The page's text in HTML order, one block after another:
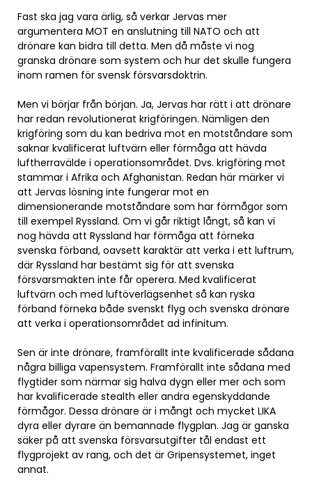
Fast ska jag vara ärlig, så verkar Jervas mer
argumentera MOT en anslutning till NATO och att
drönare kan bidra till detta. Men då måste vi nog
granska drönare som system och hur det skulle fungera
inom ramen för svensk försvarsdoktrin.
Men vi börjar från början. Ja, Jervas har rätt i att drönare
har redan revolutionerat krigföringen. Nämligen den
krigföring som du kan bedriva mot en motståndare som
saknar kvalificerat luftvärn eller förmåga att hävda
luftherravälde i operationsområdet. Dvs. krigföring mot
stammar i Afrika och Afghanistan. Redan här märker vi
att Jervas lösning inte fungerar mot en
dimensionerande motståndare som har förmågor som
till exempel Ryssland. Om vi går riktigt långt, så kan vi
nog hävda att Ryssland har förmåga att förneka
svenska förband, oavsett karaktär att verka i ett luftrum,
där Ryssland har bestämt sig för att svenska
försvarsmakten inte får operera. Med kvalificerat
luftvärn och med luftöverlägsenhet så kan ryska
förband förneka både svenskt flyg och svenska drönare
att verka i operationsområdet ad infinitum.
Sen är inte drönare, framförallt inte kvalificerade sådana
några billiga vapensystem. Framförallt inte sådana med
flygtider som närmar sig halva dygn eller mer och som
har kvalificerade stealth eller andra egenskyddande
förmågor. Dessa drönare är i mångt och mycket LIKA
dyra eller dyrare än bemannade flygplan. Jag är ganska
säker på att svenska försvarsutgifter tål endast ett
flygprojekt av rang, och det är Gripensystemet, inget
annat.